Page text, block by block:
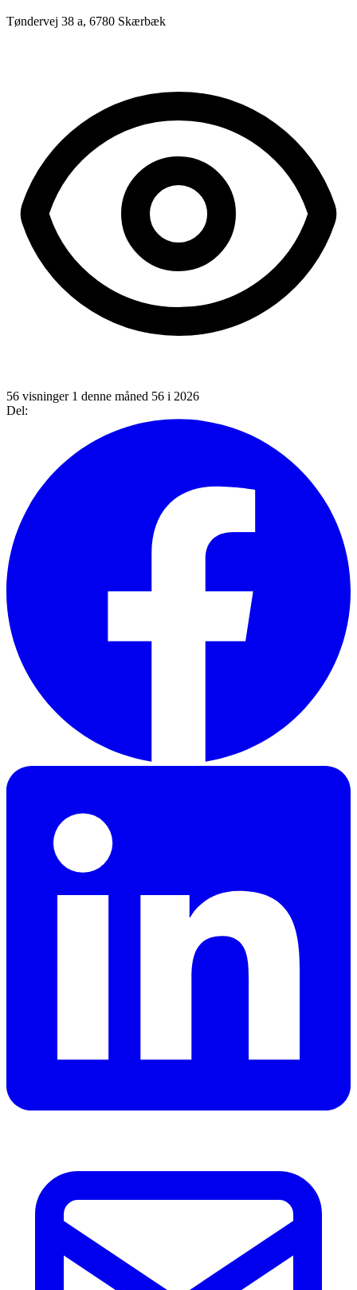
Tøndervej 38 a, 6780 Skærbæk
56 visninger 1 denne måned 56 i 2026
Del: